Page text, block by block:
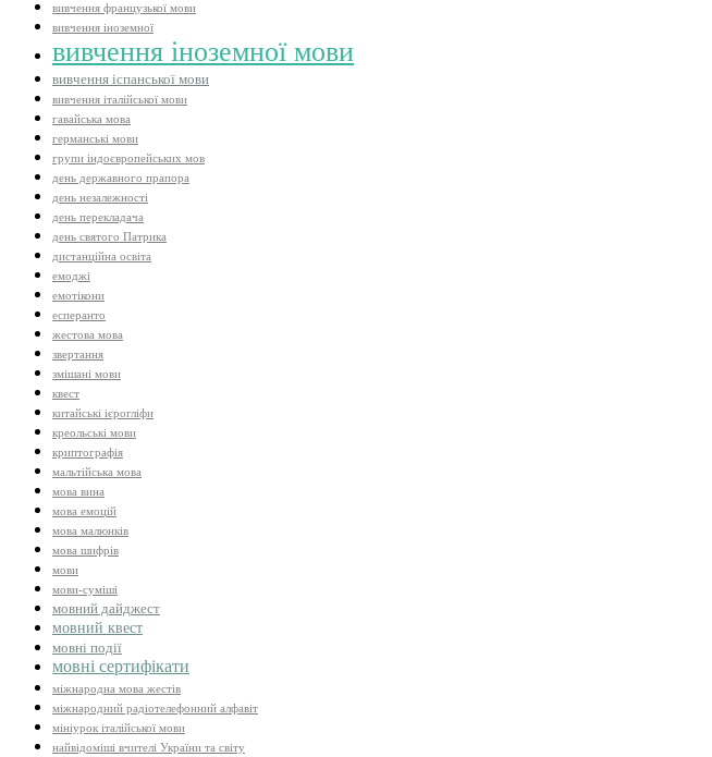
вивчення французької мови
вивчення іноземної
вивчення іноземної мови
вивчення іспанської мови
вивчення італійської мови
гавайська мова
германські мови
групи індоєвропейських мов
день державного прапора
день незалежності
день перекладача
день святого Патрика
дистанційна освіта
емоджі
емотікони
есперанто
жестова мова
звертання
змішані мови
квест
китайські ієрогліфи
креольські мови
криптографія
мальтійська мова
мова вина
мова емоцій
мова малюнків
мова шифрів
мови
мови-суміші
мовний дайджест
мовний квест
мовні події
мовні сертифікати
міжнародна мова жестів
міжнародний радіотелефонний алфавіт
мініурок італійської мови
найвідоміші вчителі України та світу